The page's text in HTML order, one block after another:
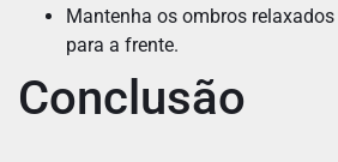
Mantenha os ombros
para a frente.
Conclusão